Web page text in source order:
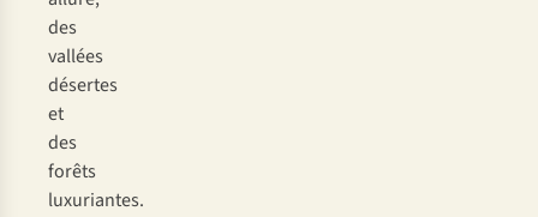
des
vallées
désertes
et
des
forêts
luxuriantes.